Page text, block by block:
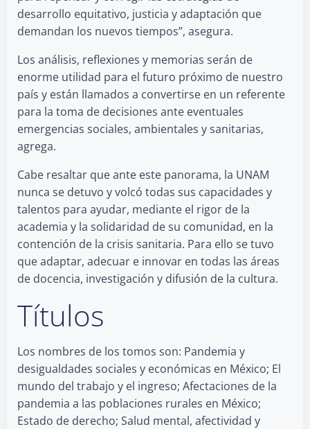
desarrollo equitativo, justicia y adaptación que
demandan los nuevos tiempos”, asegura.
Los análisis, reflexiones y memorias serán de
enorme utilidad para el futuro próximo de nuestro
país y están llamados a convertirse en un referente
para la toma de decisiones ante eventuales
emergencias sociales, ambientales y sanitarias,
agrega.
Cabe resaltar que ante este panorama, la UNAM
nunca se detuvo y volcó todas sus capacidades y
talentos para ayudar, mediante el rigor de la
academia y la solidaridad de su comunidad, en la
contención de la crisis sanitaria. Para ello se tuvo
que adaptar, adecuar e innovar en todas las áreas
de docencia, investigación y difusión de la cultura.
Títulos
Los nombres de los tomos son: Pandemia y
desigualdades sociales y económicas en México; El
mundo del trabajo y el ingreso; Afectaciones de la
pandemia a las poblaciones rurales en México;
Estado de derecho; Salud mental, afectividad y